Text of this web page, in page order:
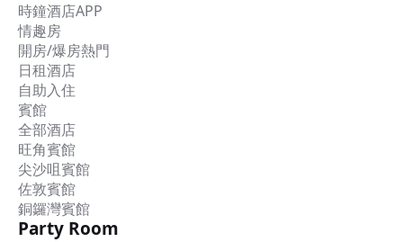
時鐘酒店APP
情趣房
開房/爆房熱門
日租酒店
自助入住
賓館
全部酒店
旺角賓館
尖沙咀賓館
佐敦賓館
銅鑼灣賓館
Party Room